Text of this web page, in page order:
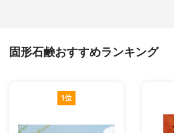
固形石鹸おすすめランキング
1位